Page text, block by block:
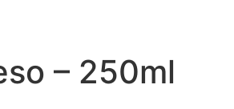
– 250ml